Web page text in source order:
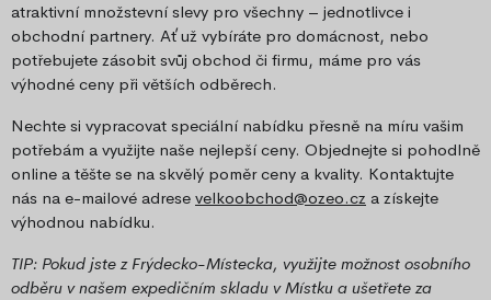
atraktivní množstevní slevy pro všechny – jednotlivce i
obchodní partnery. Ať už vybíráte pro domácnost, nebo
potřebujete zásobit svůj obchod či firmu, máme pro vás
výhodné ceny při větších odběrech.
Nechte si vypracovat speciální nabídku přesně na míru vašim
potřebám a využijte naše nejlepší ceny. Objednejte si pohodlně
online a těšte se na skvělý poměr ceny a kvality. Kontaktujte
nás na e-mailové adrese velkoobchod@ozeo.cz a získejte
výhodnou nabídku.
TIP: Pokud jste z Frýdecko-Místecka, využijte možnost osobního
odběru v našem expedičním skladu v Místku a ušetřete za